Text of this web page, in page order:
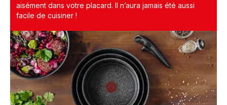
aisément dans votre placard. Il n’aura jamais été aussi
facile de cuisiner !